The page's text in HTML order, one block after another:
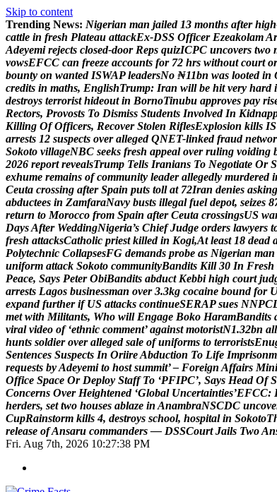
Skip to content
Trending News: Nigerian man jailed 13 months after high
cattle in fresh Plateau attackEx-DSS Officer EzeakolamAr
Adeyemi rejects closed-door Reps quizICPC uncovers two
vowsEFCC can freeze accounts for 72 hrs without court or
bounty on wanted ISWAP leadersNo ₦11bn was looted in
credits in maths, EnglishTrump: Iran will be hit very hard i
destroys terrorist hideout in BornoTinubu approves pay ris
Rectors, Provosts To Dismiss Students Involved In Kidnap
Killing Of Officers, Recover Stolen RiflesExplosion kills IS
arrests 12 suspects over alleged QNET-linked fraud networ
Sokoto villageNBC seeks fresh appeal over ruling voiding
2026 report revealsTrump Tells Iranians To Negotiate Or S
exhume remains of community leader allegedly murdered i
Ceuta crossing after Spain puts toll at 72Iran denies asking
abductees in ZamfaraNavy busts illegal fuel depot, seizes 8
return to Morocco from Spain after Ceuta crossingsUS wa
DaysAfter WeddingNigeria’s Chief Judge orders lawyers t
fresh attacksCatholic priest killed in Kogi,At least 18 dead
Polytechnic CollapsesFG demands probe as Nigerian man
uniform attack Sokoto communityBandits Kill 30 In Fresh
Peace, Says Peter ObiBandits abduct Kebbi high court jud
arrests Lagos businessman over 3.3kg cocaine bound for
expand further if US attacks continueSERAP sues NNPC
met with Militants, Who will Engage Boko HaramBandits
viral video of ‘ethnic comment’ against motoristN1.32bn all
hunts soldier over alleged sale of uniforms to terroristsEnu
Sentences Suspects In OriireAbduction To Life Imprisonm
requests byAdeyemi to host summit’ – Foreign Affairs Mini
Office Space Or Deploy Staff To ‘PFIPC’, Says Head Of S
Concerns Over Heightened ‘Global Uncertainties’EFCC:
herders, set two houses ablaze in AnambraNSCDC uncove
CupRainstorm kills 4, destroys school, hospital in SokotoT
release ofAnsaru commanders — DSSCourt Jails TwoAn
Fri. Aug 7th, 2026 10:27:39 PM